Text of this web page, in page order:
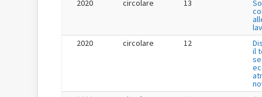
2020
circolare 13
2020
circolare 12
il